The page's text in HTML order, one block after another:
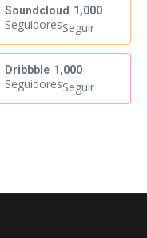
Soundcloud 1,000
SeguidoresSeguir
Dribbble 1,000
SeguidoresSeguir